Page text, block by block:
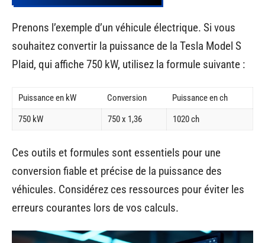
Prenons l’exemple d’un véhicule électrique. Si vous
souhaitez convertir la puissance de la Tesla Model S
Plaid, qui affiche 750 kW, utilisez la formule suivante :
Puissance en kW Conversion
Puissance en ch
750 kW
750 x 1,36 1020 ch
Ces outils et formules sont essentiels pour une
conversion fiable et précise de la puissance des
véhicules. Considérez ces ressources pour éviter les
erreurs courantes lors de vos calculs.